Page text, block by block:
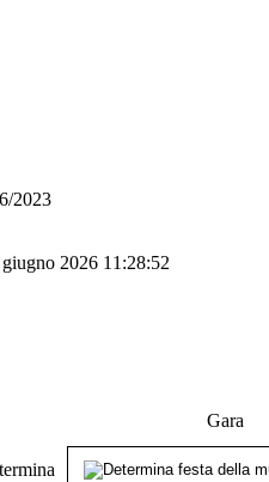
2023
2026 11:28:52
Gara